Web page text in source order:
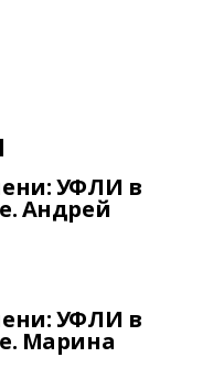
УФЛИ в
Андрей
УФЛИ в
Марина